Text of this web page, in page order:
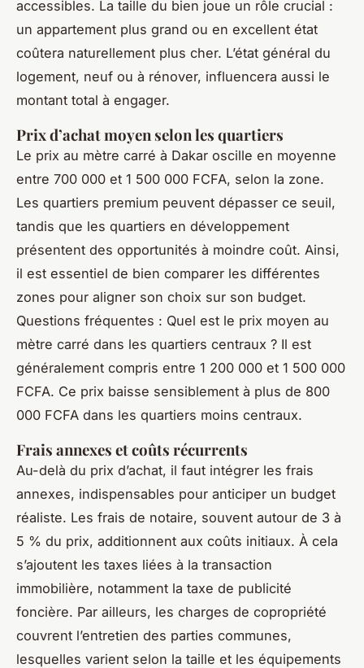
accessibles. La taille du bien joue un rôle crucial :
un appartement plus grand ou en excellent état
coûtera naturellement plus cher. L’état général du
logement, neuf ou à rénover, influencera aussi le
montant total à engager.
Prix d’achat moyen selon les quartiers
Le prix au mètre carré à Dakar oscille en moyenne
entre 700 000 et 1 500 000 FCFA, selon la zone.
Les quartiers premium peuvent dépasser ce seuil,
tandis que les quartiers en développement
présentent des opportunités à moindre coût. Ainsi,
il est essentiel de bien comparer les différentes
zones pour aligner son choix sur son budget.
Questions fréquentes : Quel est le prix moyen au
mètre carré dans les quartiers centraux ? Il est
généralement compris entre 1 200 000 et 1 500 000
FCFA. Ce prix baisse sensiblement à plus de 800
000 FCFA dans les quartiers moins centraux.
Frais annexes et coûts récurrents
Au-delà du prix d’achat, il faut intégrer les frais
annexes, indispensables pour anticiper un budget
réaliste. Les frais de notaire, souvent autour de 3 à
5 % du prix, additionnent aux coûts initiaux. À cela
s’ajoutent les taxes liées à la transaction
immobilière, notamment la taxe de publicité
foncière. Par ailleurs, les charges de copropriété
couvrent l’entretien des parties communes,
lesquelles varient selon la taille et les équipements